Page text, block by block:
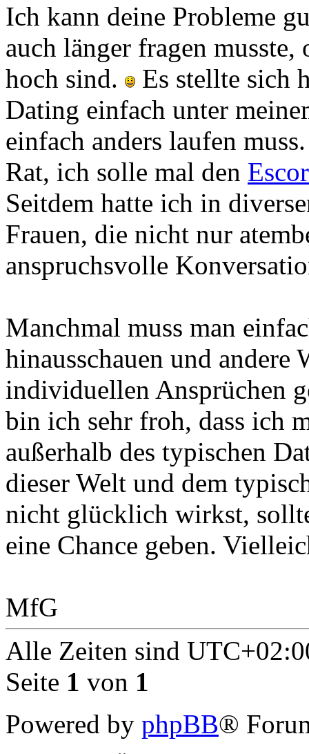
Ich kann deine Probleme
auch länger fragen
hoch sind.
Es stellte sich
Dating einfach unter
einfach anders laufen
Rat, ich solle mal den
Seitdem hatte ich in
Frauen, die nicht nur
anspruchsvolle
Manchmal muss man
hinausschauen und andere
individuellen Ansprüchen
bin ich sehr froh, dass ich
außerhalb des typischen
dieser Welt und dem
nicht glücklich wirkst,
eine Chance geben.
MfG
Alle Zeiten sind
Seite 1 von 1
Powered by phpBB®